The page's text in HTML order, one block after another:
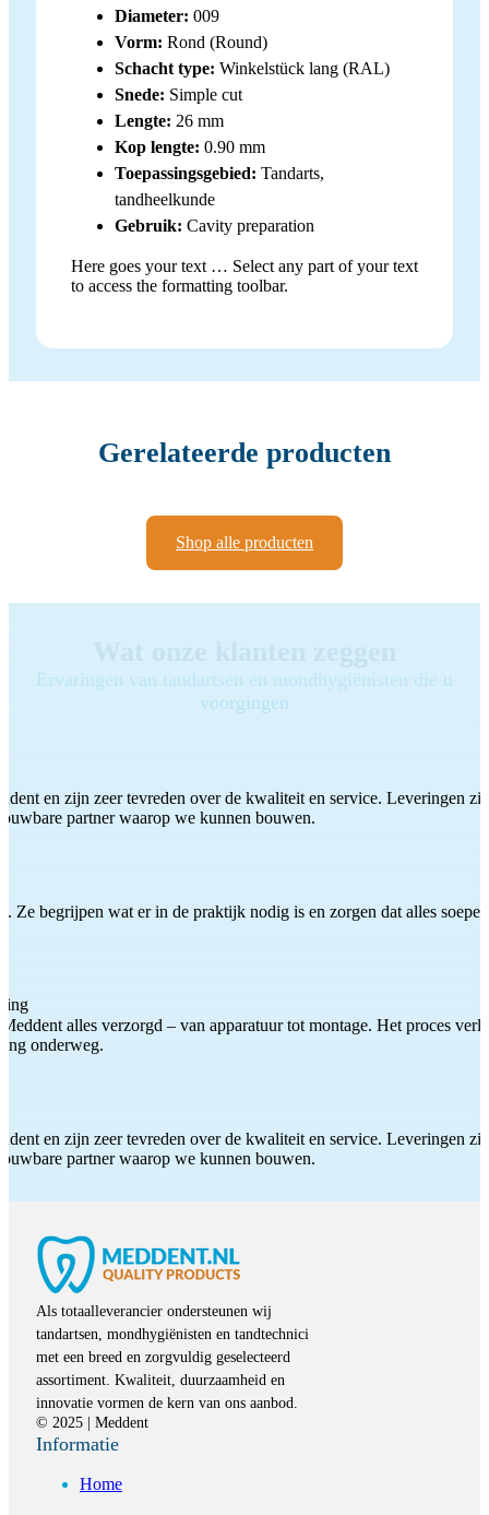
Diameter: 009
Vorm: Rond (Round)
Schacht type: Winkelstück lang (RAL)
Snede: Simple cut
Lengte: 26 mm
Kop lengte: 0.90 mm
Toepassingsgebied: Tandarts,
tandheelkunde
Gebruik: Cavity preparation
Here goes your text … Select any part of your text
to access the formatting toolbar.
Gerelateerde producten
Shop alle producten
Ervaringen van tandartsen en mondhygiënisten die u
voorgingen
en zijn zeer tevreden over de kwaliteit en service. Leveringen
partner waarop we kunnen bouwen.
Ze begrijpen wat er in de praktijk nodig is en zorgen dat alles
alles verzorgd – van apparatuur tot montage. Het proces
onderweg.
en zijn zeer tevreden over de kwaliteit en service. Leveringen
partner waarop we kunnen bouwen.
Als totaalleverancier ondersteunen wij
tandartsen, mondhygiënisten en tandtechnici
met een breed en zorgvuldig geselecteerd
assortiment. Kwaliteit, duurzaamheid en
innovatie vormen de kern van ons aanbod.
© 2025 | Meddent
Informatie
Home